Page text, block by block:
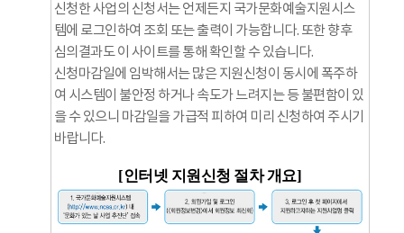
신청한 사업의 신청서는 언제든지 국가문화예술지원시스
템에 로그인하여 조회 또는 출력이 가능합니다. 또한 향후
심의결과도 이 사이트를 통해 확인할 수 있습니다.
신청마감일에 임박해서는 많은 지원신청이 동시에 폭주하
여 시스템이 불안정 하거나 속도가 느려지는 등 불편함이 있
을 수 있으니 마감일을 가급적 피하여 미리 신청하여 주시기
바랍니다.
[인터넷 지원신청 절차 개요]